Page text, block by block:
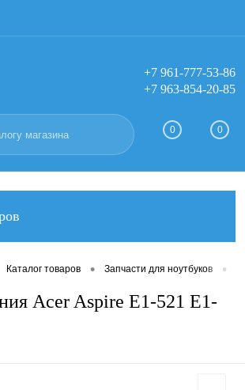
Вход Регистрация
+7 961-777-53-86
+7 963-854-20-85
0 0
Каталог товаров • Запчасти для ноутбуков •
Acer Aspire E1-521 E1-